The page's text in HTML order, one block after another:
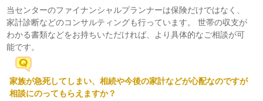
当センターのファイナンシャルプランナーは保険だけではなく、
家計診断などのコンサルティングも行っています。 世帯の収支が
わかる書類などをお持ちいただければ、より具体的なご相談が可
能です。
家族が急死してしまい、相続や今後の家計などが心配なのですが
相談にのってもらえますか？